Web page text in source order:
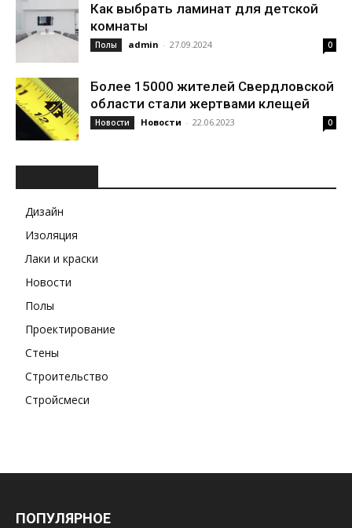
Как выбрать ламинат для детской
комнаты
Полы admin - 27.09.2024 0
Более 15000 жителей Свердловской
области стали жертвами клещей
Новости Новости - 22.06.2023 0
Дизайн
Изоляция
Лаки и краски
Новости
Полы
Проектирование
Стены
Строительство
Стройсмеси
ПОПУЛЯРНОЕ